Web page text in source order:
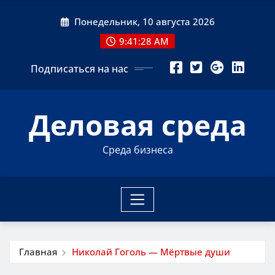
Понедельник, 10 августа 2026
9:41:29 AM
Подписаться на нас
Деловая среда
Среда бизнеса
Главная Николай Гоголь — Мёртвые души